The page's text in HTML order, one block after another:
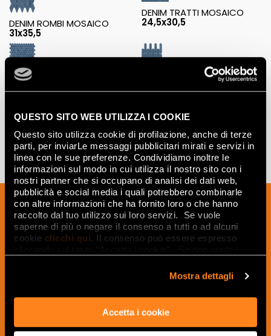
QUESTO SITO WEB UTILIZZA I COOKIE
Questo sito utilizza cookie di profilazione, anche di terze
parti, per inviarLe messaggi pubblicitari mirati e servizi in
linea con le sue preferenze. Condividiamo inoltre le
informazioni sul modo in cui utilizza il nostro sito con i
nostri partner che si occupano di analisi dei dati web,
pubblicità e social media i quali potrebbero combinarle
con altre informazioni che ha fornito loro o che hanno
raccolto dal tuo utilizzo sui loro servizi. Se vuole
saperne di più o negare il consenso a tutti o ad alcuni
cookie clicchi qui. Il consenso può essere espresso
Mostra dettagli
Accetta i cookie
DENIM ROMBI MOSAICO
31x35,5
DENIM TRATTI MOSAICO
24,5x30,5
DENIM ROUND MOSAICO
29,5x32,5
DENIM CURVE MOSAICO
29x29,5
Melden Sie sich für unseren Newsletter
an, um Neuigkeiten, Aktualisierungen
und kreative Ideen aus der Welt der